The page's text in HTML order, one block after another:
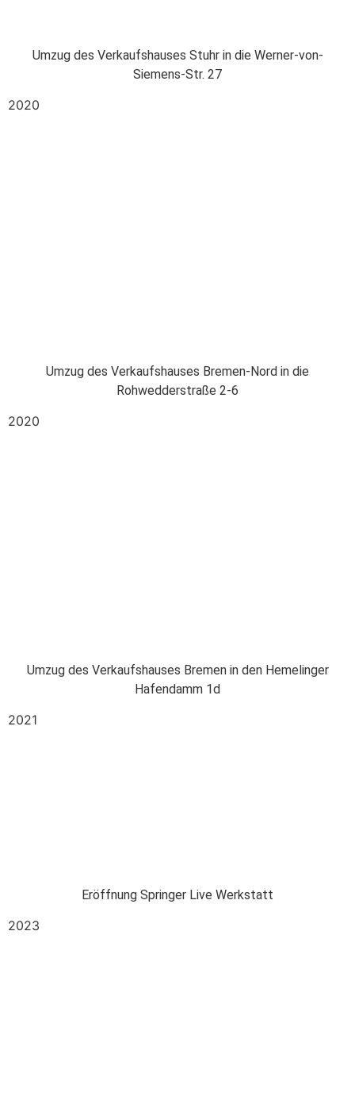
Umzug des Verkaufshauses Stuhr in die Werner-von-
Siemens-Str. 27
2020
Umzug des Verkaufshauses Bremen-Nord in die
Rohwedderstraße 2-6
2020
Umzug des Verkaufshauses Bremen in den Hemelinger
Hafendamm 1d
2021
Eröffnung Springer Live Werkstatt
2023